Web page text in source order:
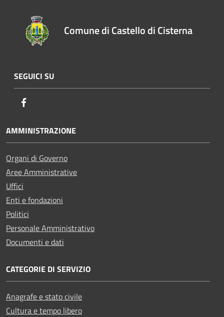
Comune di Castello di Cisterna
SEGUICI SU
AMMINISTRAZIONE
Organi di Governo
Aree Amministrative
Uffici
Enti e fondazioni
Politici
Personale Amministrativo
Documenti e dati
CATEGORIE DI SERVIZIO
Anagrafe e stato civile
Cultura e tempo libero